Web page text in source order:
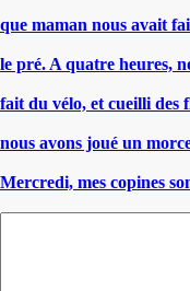
que maman nous avait
le pré. A quatre heures,
fait du vélo, et cueilli des
nous avons joué un
Mercredi, mes copines